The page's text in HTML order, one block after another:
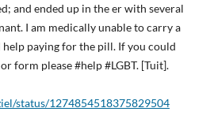
and ended up in the er with several
I am medically unable to carry a
paying for the pill. If you could
form please #help #LGBT. [Tuit].
status/1274854518375829504